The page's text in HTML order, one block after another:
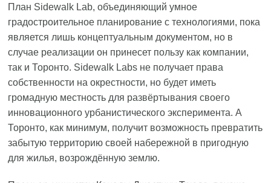
План Sidewalk Lab, объединяющий умное
градостроительное планирование с технологиями, пока
является лишь концептуальным документом, но в
случае реализации он принесет пользу как компании,
так и Торонто. Sidewalk Labs не получает права
собственности на окрестности, но будет иметь
громадную местность для развёртывания своего
инновационного урбанистического эксперимента. А
Торонто, как минимум, получит возможность превратить
забытую территорию своей набережной в пригодную
для жилья, возрождённую землю.